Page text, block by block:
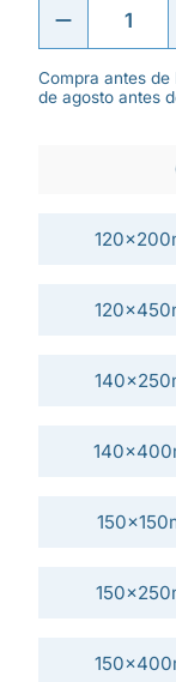
Compra antes de
de agosto antes